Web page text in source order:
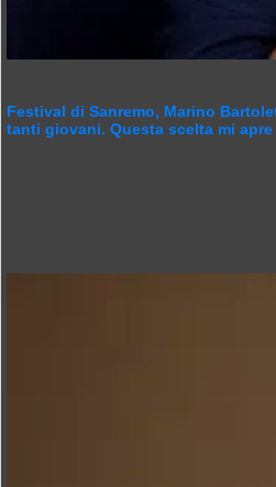
Festival di Sanremo, Marino
tanti giovani. Questa scelta mi apre